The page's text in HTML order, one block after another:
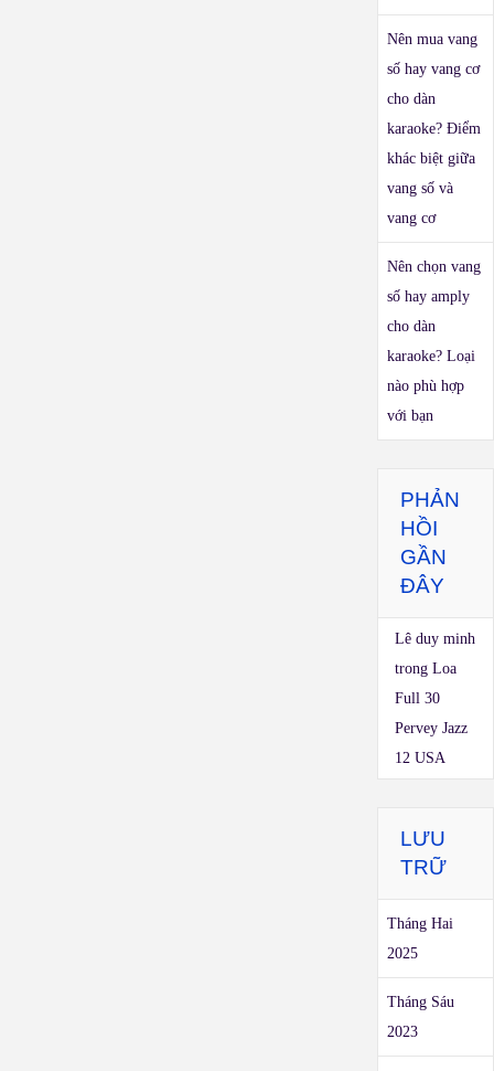
Nên mua vang
số hay vang cơ
cho dàn
karaoke? Điểm
khác biệt giữa
vang số và
vang cơ
Nên chọn vang
số hay amply
cho dàn
karaoke? Loại
nào phù hợp
với bạn
PHẢN
HỒI
GẦN
ĐÂY
Lê duy minh
trongLoa
Full 30
Pervey Jazz
12 USA
LƯU
TRỮ
Tháng Hai
2025
Tháng Sáu
2023